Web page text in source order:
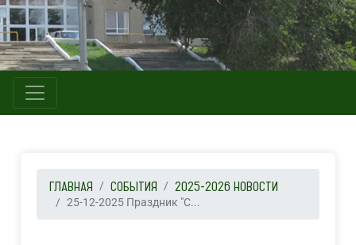
ГЛАВНАЯ СОБЫТИЯ 2025-2026 НОВОСТИ
25-12-2025 Праздник "С...